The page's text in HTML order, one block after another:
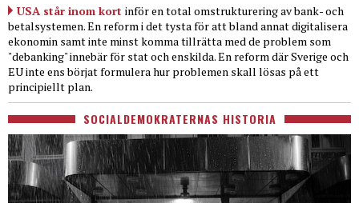
USA står inom kort inför en total omstrukturering av bank- och
betalsystemen. En reform i det tysta för att bland annat digitalisera
ekonomin samt inte minst komma tillrätta med de problem som
"debanking" innebär för stat och enskilda. En reform där Sverige och
EU inte ens börjat formulera hur problemen skall lösas på ett
principiellt plan.
SOCIALDEMOKRATERNAS HISTORIA